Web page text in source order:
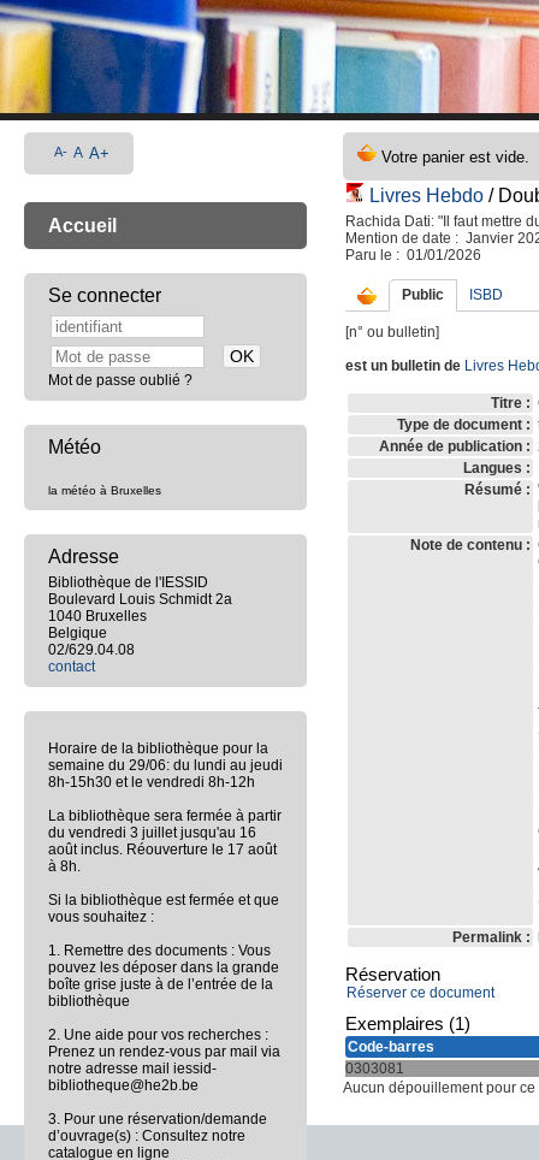
Livres Hebdo /
Rachida Dati: "Il faut mettre
Mention de date : Janvier
Paru le : 01/01/2026
Public ISBD
[n° ou bulletin]
est un bulletin de Livres
Titre :
Type de document :
Année de publication :
Langues :
Résumé :
Note de contenu :
Permalink :
Réservation
Réserver ce document
Exemplaires (1)
Code-barres
0303081
Aucun dépouillement pour ce
A- A A+
Accueil
Se connecter
Mot de passe oublié ?
Météo
la météo à Bruxelles
Adresse
Bibliothèque de l'IESSID
Boulevard Louis Schmidt 2a
1040 Bruxelles
Belgique
02/629.04.08
contact
Horaire de la bibliothèque pour la
semaine du 29/06: du lundi au jeudi
8h-15h30 et le vendredi 8h-12h
La bibliothèque sera fermée à partir
du vendredi 3 juillet jusqu'au 16
août inclus. Réouverture le 17 août
à 8h.
Si la bibliothèque est fermée et que
vous souhaitez :
1. Remettre des documents : Vous
pouvez les déposer dans la grande
boîte grise juste à de l’entrée de la
bibliothèque
2. Une aide pour vos recherches :
Prenez un rendez-vous par mail via
notre adresse mail iessid-
bibliotheque@he2b.be
3. Pour une réservation/demande
d’ouvrage(s) : Consultez notre
catalogue en ligne